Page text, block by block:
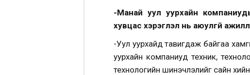
-Манай уул уурхайн
хувцас хэрэглэл нь аюулгүй
-Уул уурхайд тавигдаж байгаа
уурхайн компаниуд техник,
технологийн шинэчлэлийг сайн